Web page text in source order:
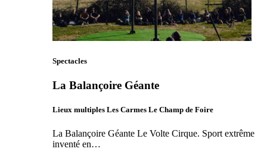
Spectacles
La Balançoire Géante
Lieux multiples Les Carmes Le Champ de Foire
La Balançoire Géante Le Volte Cirque. Sport extrême
inventé en…